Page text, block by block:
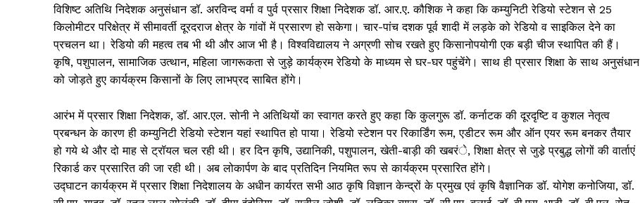
विशिष्ट अतिथि निदेशक अनुसंधान डॉ. अरविन्द वर्मा व पुर्व प्रसार शिक्षा निदेशक डॉ. आर.ए. कौशिक ने कहा कि कम्युनिटी रेडियो स्टेशन से 25
किलोमीटर परिक्षेत्र में सीमावर्ती दूरदराज क्षेत्र के गांवों में प्रसारण हो सकेगा। चार-पांच दशक पूर्व शादी में लड़के को रेडियो व साइकिल देने का
प्रचलन था। रेडियो की महत्व तब भी थी और आज भी है। विश्वविद्यालय ने अग्रणी सोच रखते हुए किसानोपयोगी एक बड़ी चीज स्थापित की हैं।
कृषि, पशुपालन, सामाजिक उत्थान, महिला जागरूकता से जुड़े कार्यक्रम रेडियो के माध्यम से घर-घर पहुंचेंगे। साथ ही प्रसार शिक्षा के साथ अनुसंधान
को जोड़ते हुए कार्यक्रम किसानों के लिए लाभप्रद साबित होंगे।
आरंभ में प्रसार शिक्षा निदेशक, डॉ. आर.एल. सोनी ने अतिथियों का स्वागत करते हुए कहा कि कुलगुरू डॉ. कर्नाटक की दूरदृष्टि व कुशल नेतृत्व
प्रबन्धन के कारण ही कम्युनिटी रेडियो स्टेशन यहां स्थापित हो पाया। रेडियो स्टेशन पर रिकार्डिंग रूम, एडीटर रूम और ऑन एयर रूम बनकर तैयार
हो गये थे और दो माह से ट्रॉयल चल रही थी। हर दिन कृषि, उद्यानिकी, पशुपालन, खेती-बाड़ी की खबरंे, शिक्षा क्षेत्र से जुडे़ प्रबुद्ध लोगों की वार्ताएं
रिकार्ड कर प्रसारित की जा रही थी। अब लोकार्पण के बाद प्रतिदिन नियमित रूप से कार्यक्रम प्रसारित होंगे।
उद्घाटन कार्यक्रम में प्रसार शिक्षा निदेशालय के अधीन कार्यरत सभी आठ कृषि विज्ञान केन्द्रों के प्रमुख एवं कृषि वैज्ञानिक डॉ. योगेश कनोजिया, डॉ.